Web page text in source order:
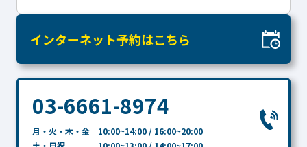
インターネット予約はこちら
03-6661-8974
月・火・木・金 10:00~14:00 / 16:00~20:00